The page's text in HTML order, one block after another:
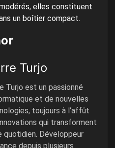
elles constituent
un boîtier compact.
Turjo
Turjo est un passionné
et de nouvelles
toujours à l’affût
qui transforment
quotidien. Développeur
depuis plusieurs